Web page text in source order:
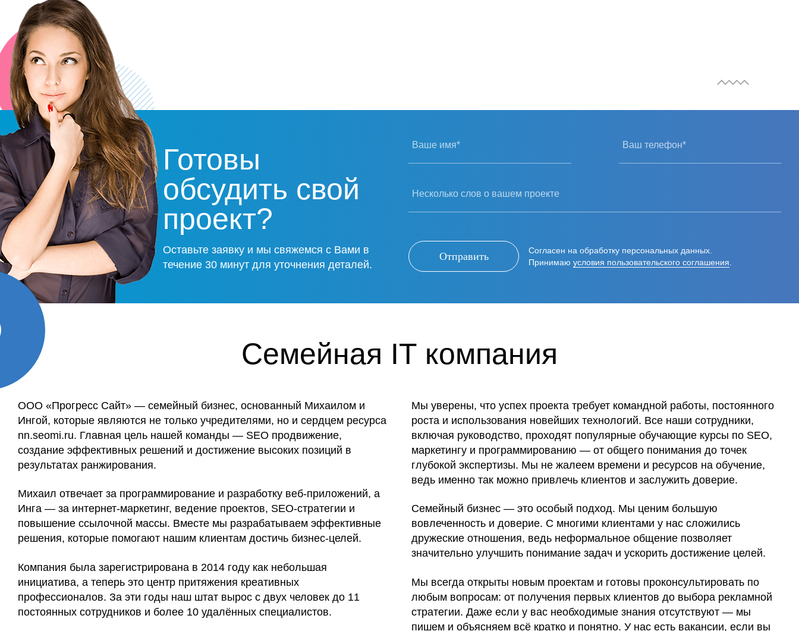
Готовы
обсудить свой
проект?
Оставьте заявку и мы свяжемся с Вами в
течение 30 минут для уточнения деталей.
Ваше имя* Ваш телефон*
Несколько слов о вашем проекте
Отправить
Согласен на обработку персональных данных.
Принимаю условия пользовательского соглашения
Семейная IT компания
ООО «Прогресс Сайт» — семейный бизнес, основанный Михаилом и
Ингой, которые являются не только учредителями, но и сердцем ресурса
nn.seomi.ru. Главная цель нашей команды — SEO продвижение,
создание эффективных решений и достижение высоких позиций в
результатах ранжирования.
Михаил отвечает за программирование и разработку веб-приложений, а
Инга — за интернет-маркетинг, ведение проектов, SEO-стратегии и
повышение ссылочной массы. Вместе мы разрабатываем эффективные
решения, которые помогают нашим клиентам достичь бизнес-целей.
Компания была зарегистрирована в 2014 году как небольшая
инициатива, а теперь это центр притяжения креативных
профессионалов. За эти годы наш штат вырос с двух человек до 11
постоянных сотрудников и более 10 удалённых специалистов.
Мы уверены, что успех проекта требует командной работы, постоянного
роста и использования новейших технологий. Все наши сотрудники,
включая руководство, проходят популярные обучающие курсы по SEO,
маркетингу и программированию — от общего понимания до точек
глубокой экспертизы. Мы не жалеем времени и ресурсов на обучение,
ведь именно так можно привлечь клиентов и заслужить доверие.
Семейный бизнес — это особый подход. Мы ценим большую
вовлеченность и доверие. С многими клиентами у нас сложились
дружеские отношения, ведь неформальное общение позволяет
значительно улучшить понимание задач и ускорить достижение целей.
Мы всегда открыты новым проектам и готовы проконсультировать по
любым вопросам: от получения первых клиентов до выбора рекламной
стратегии. Даже если у вас необходимые знания отсутствуют — мы
пишем и объясняем всё кратко и понятно. У нас есть вакансии, если вы